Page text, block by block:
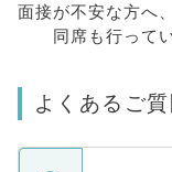
面接が不安な方へ、
同席も行って
よくあるご